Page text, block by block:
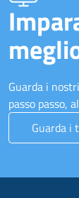
Guarda i
passo passo,
Guarda i